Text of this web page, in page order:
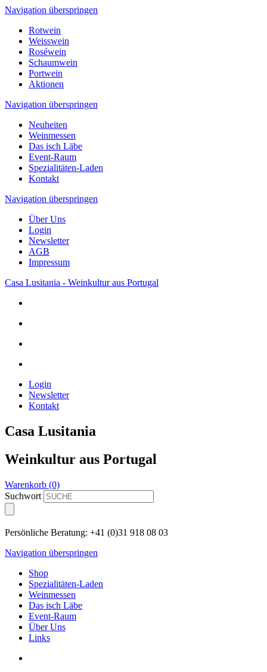
Navigation überspringen
Rotwein
Weisswein
Roséwein
Schaumwein
Portwein
Aktionen
Navigation überspringen
Neuheiten
Weinmessen
Das isch Läbe
Event-Raum
Spezialitäten-Laden
Kontakt
Navigation überspringen
Über Uns
Login
Newsletter
AGB
Impressum
Casa Lusitania - Weinkultur aus Portugal
Login
Newsletter
Kontakt
Casa Lusitania
Weinkultur aus Portugal
Warenkorb (0)
Suchwort
Persönliche Beratung: +41 (0)31 918 08 03
Navigation überspringen
Shop
Spezialitäten-Laden
Weinmessen
Das isch Läbe
Event-Raum
Über Uns
Links